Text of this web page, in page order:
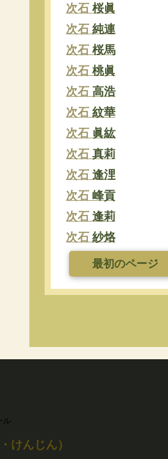
次石 桜眞
次石 純連
次石 桜馬
次石 桃眞
次石 高浩
次石 紋華
次石 眞紘
次石 真莉
次石 逢浬
次石 峰貢
次石 逢莉
次石 紗烙
最初のページ
けんじん）